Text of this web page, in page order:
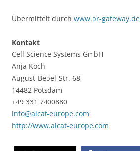
Übermittelt durch www.pr-gateway.de
Kontakt
Cell Science Systems GmbH
Anja Koch
August-Bebel-Str. 68
14482 Potsdam
+49 331 7400880
info@alcat-europe.com
http://www.alcat-europe.com